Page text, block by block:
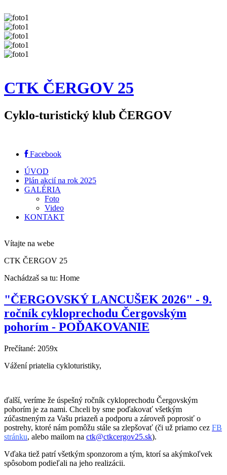
CTK ČERGOV 25
Cyklo-turistický klub ČERGOV
Facebook
ÚVOD
Plán akcií na rok 2025
GALÉRIA
Foto
Video
KONTAKT
Vítajte na webe
CTK ČERGOV 25
Nachádzaš sa tu: Home
"ČERGOVSKÝ LANCUŠEK 2026" - 9.
ročník cykloprechodu Čergovským
pohorím - POĎAKOVANIE
Prečítané: 2059x
Vážení priatelia cykloturistiky,
ďalší, veríme že úspešný ročník cykloprechodu Čergovským
pohorím je za nami. Chceli by sme poďakovať všetkým
zúčastneným za Vašu priazeň a podporu a zároveň poprosiť o
postrehy, ktoré nám pomôžu stále sa zlepšovať (či už priamo cez FB
stránku, alebo mailom na ctk@ctkcergov25.sk).
Vďaka tiež patrí všetkým sponzorom a tým, ktorí sa akýmkoľvek
spôsobom podieľali na jeho realizácii.